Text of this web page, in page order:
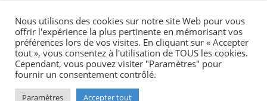
Mentions Légales-Conditions générales de vente
-Politique qualité- Moyens de paiement-
Nous utilisons des cookies sur notre site Web pour vous
offrir l'expérience la plus pertinente en mémorisant vos
préférences lors de vos visites. En cliquant sur « Accepter
tout », vous consentez à l'utilisation de TOUS les cookies.
Cependant, vous pouvez visiter "Paramètres" pour
fournir un consentement contrôlé.
Paramètres Accepter tout